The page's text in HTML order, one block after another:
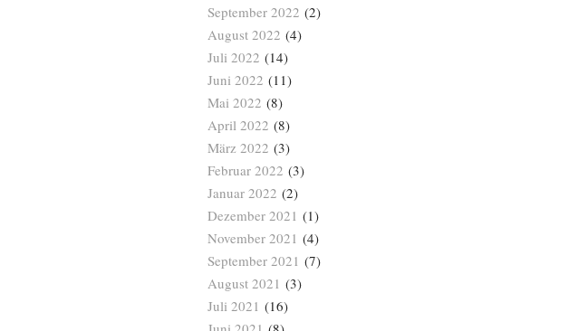
September 2022 (2)
August 2022 (4)
Juli 2022 (14)
Juni 2022 (11)
Mai 2022 (8)
April 2022 (8)
März 2022 (3)
Februar 2022 (3)
Januar 2022 (2)
Dezember 2021 (1)
November 2021 (4)
September 2021 (7)
August 2021 (3)
Juli 2021 (16)